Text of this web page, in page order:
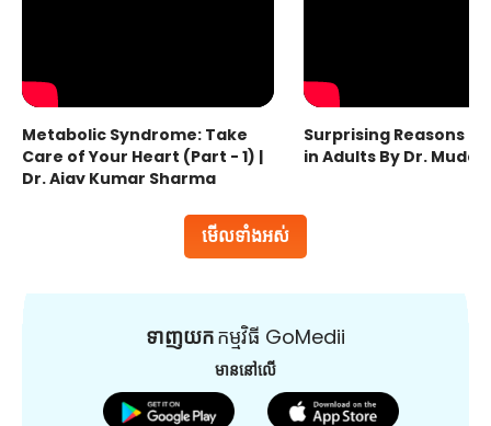
មើលទាំងអស់
Metabolic Syndrome: Take
Care of Your Heart (Part - 1) |
Dr. Ajay Kumar Sharma
Surprising Reasons
in Adults By Dr.
ទាញយកកម្មវិធី GoMedii
មាននៅលើ